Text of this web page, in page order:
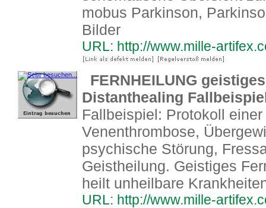
mobus Parkinson,
Bilder
URL: http://www.mille-
FERNHEILUNG
Distanthealing
Fallbeispiel: Protokoll
Venenthrombose,
psychische Störung,
Geistheilung. Geistiges
heilt unheilbare
URL: http://www.mille-